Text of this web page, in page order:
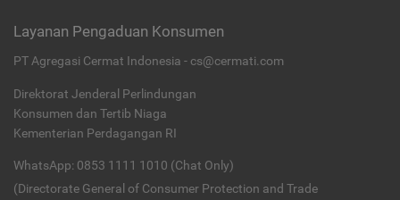
Layanan Pengaduan Konsumen
PT Agregasi Cermat Indonesia - cs@cermati.com
Direktorat Jenderal Perlindungan
Konsumen dan Tertib Niaga
Kementerian Perdagangan RI
WhatsApp: 0853 1111 1010 (Chat Only)
(Directorate General of Consumer Protection and Trade